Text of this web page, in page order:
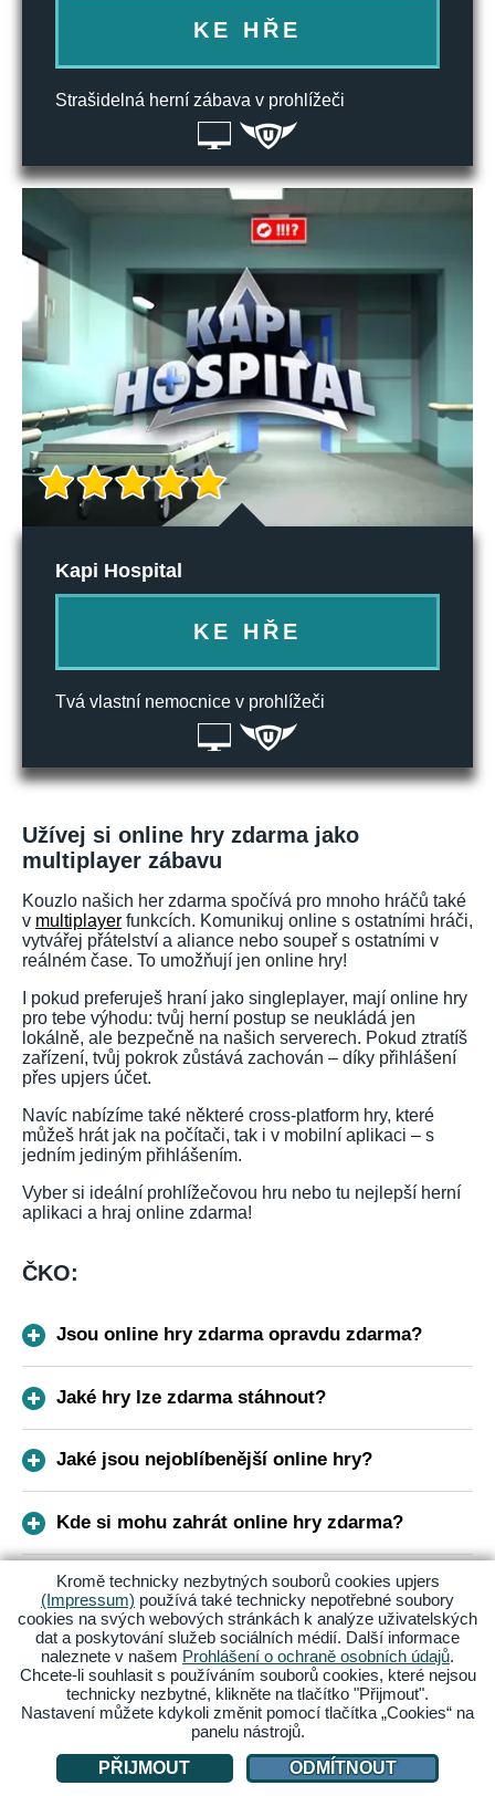
KE HŘE
Strašidelná herní zábava v prohlížeči
Kapi Hospital
KE HŘE
Tvá vlastní nemocnice v prohlížeči
Užívej si online hry zdarma jako
multiplayer zábavu
Kouzlo našich her zdarma spočívá pro mnoho hráčů také
v multiplayer funkcích. Komunikuj online s ostatními hráči,
vytvářej přátelství a aliance nebo soupeř s ostatními v
reálném čase. To umožňují jen online hry!
I pokud preferuješ hraní jako singleplayer, mají online hry
pro tebe výhodu: tvůj herní postup se neukládá jen
lokálně, ale bezpečně na našich serverech. Pokud ztratíš
zařízení, tvůj pokrok zůstává zachován – díky přihlášení
přes upjers účet.
Navíc nabízíme také některé cross-platform hry, které
můžeš hrát jak na počítači, tak i v mobilní aplikaci – s
jedním jediným přihlášením.
Vyber si ideální prohlížečovou hru nebo tu nejlepší herní
aplikaci a hraj online zdarma!
ČKO:
Jsou online hry zdarma opravdu zdarma?
Jaké hry lze zdarma stáhnout?
Jaké jsou nejoblíbenější online hry?
Kde si mohu zahrát online hry zdarma?
Přihlas se k odběru našeho newsletteru
Získej vždy nejnovější zprávy o svých oblíbených hrách!
Přihlas se k odběru newsletteru a získej informace o
akcích a událostech pohodlně do své e-mailové schránky.
Kromě technicky nezbytných souborů cookies upjers
(Impressum) používá také technicky nepotřebné soubory
cookies na svých webových stránkách k analýze uživatelských
dat a poskytování služeb sociálních médií. Další informace
naleznete v našem Prohlášení o ochraně osobních údajů.
Chcete-li souhlasit s používáním souborů cookies, které nejsou
technicky nezbytné, klikněte na tlačítko "Přijmout".
Nastavení můžete kdykoli změnit pomocí tlačítka „Cookies“ na
panelu nástrojů.
PŘIJMOUT
ODMÍTNOUT